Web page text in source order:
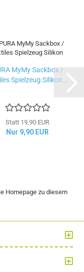
MyMy Sackbox /
Spielzeug Silikon...
Statt 19,90 EUR
Nur 9,90 EUR
Homepage zu diesem